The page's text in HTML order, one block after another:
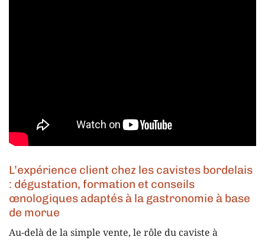
L’expérience client chez les cavistes bordelais
: dégustation, formation et conseils
œnologiques adaptés à la gastronomie à base
de morue
Au-delà de la simple vente, le rôle du caviste à